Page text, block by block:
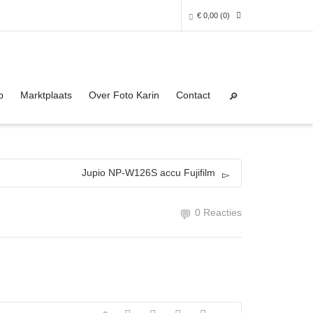
€ 0,00 (0)
NAAR DE SHOP
Marktplaats Over Foto Karin Contact
Jupio NP-W126S accu Fujifilm
0 Reacties